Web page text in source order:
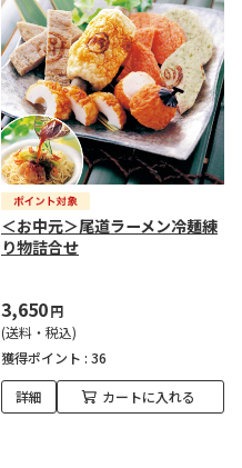
＜お中元＞尾道ラーメン冷麺練
り物詰合せ
3,650円
(送料・税込)
獲得ポイント : 36
詳細 カートに入れる